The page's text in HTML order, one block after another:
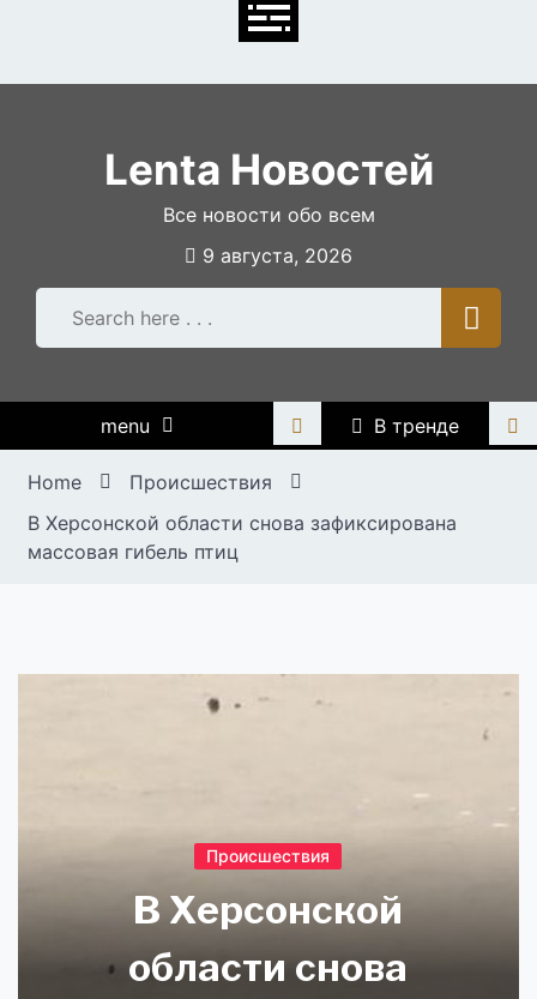
Lenta Новостей
Все новости обо всем
9 августа, 2026
menu В тренде
Home
Происшествия
В Херсонской области снова зафиксирована
массовая гибель птиц
Происшествия
В Херсонской
области снова